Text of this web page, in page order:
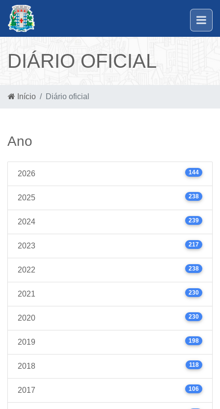
DIÁRIO OFICIAL
Início Diário oficial
Ano
2026 144
2025 238
2024 239
2023 217
2022 238
2021 230
2020 230
2019 198
2018 118
2017 106